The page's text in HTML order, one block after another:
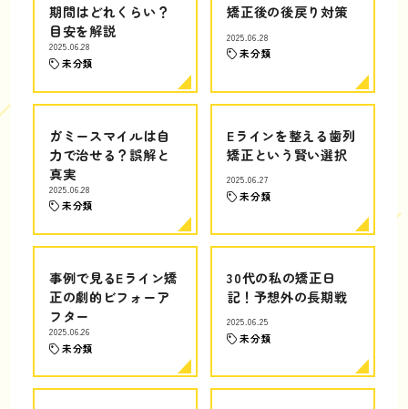
期間はどれくらい？
目安を解説
2025.06.28
未分類
矯正後の後戻り対策
2025.06.28
未分類
ガミースマイルは自
力で治せる？誤解と
真実
2025.06.28
未分類
Eラインを整える歯列
矯正という賢い選択
2025.06.27
未分類
事例で見るEライン矯
正の劇的ビフォーア
フター
2025.06.26
未分類
30代の私の矯正日
記！予想外の長期戦
2025.06.25
未分類